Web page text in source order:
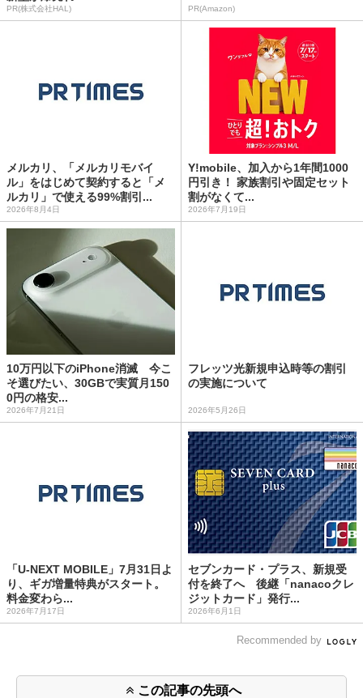
PR(株式会社HAL) PR(Amazon)
メルカリ、「メルカリモバイ
ル」をはじめて契約すると「メ
ルカリ」で使える99%割引...
2026年8月4日
Y!mobile、加入から1年間1000
円引き！ 家族割引や固定セット
割がなくて...
2026年7月19日
10万円以下のiPhone消滅 今こ
そ選びたい、30GBで実質月150
0円の格安...
2026年7月21日
フレッツ光新規申込時等の割引
の実施について
2026年5月26日
「U-NEXT MOBILE」7月31日よ
り、ギガ増量特典がスタート。
料金変わら...
2026年7月17日
セブンカード・プラス、新規受
付を終了へ 後継「nanacoクレ
ジットカード」発行...
2026年6月1日
Recommended by
この記事の先頭へ